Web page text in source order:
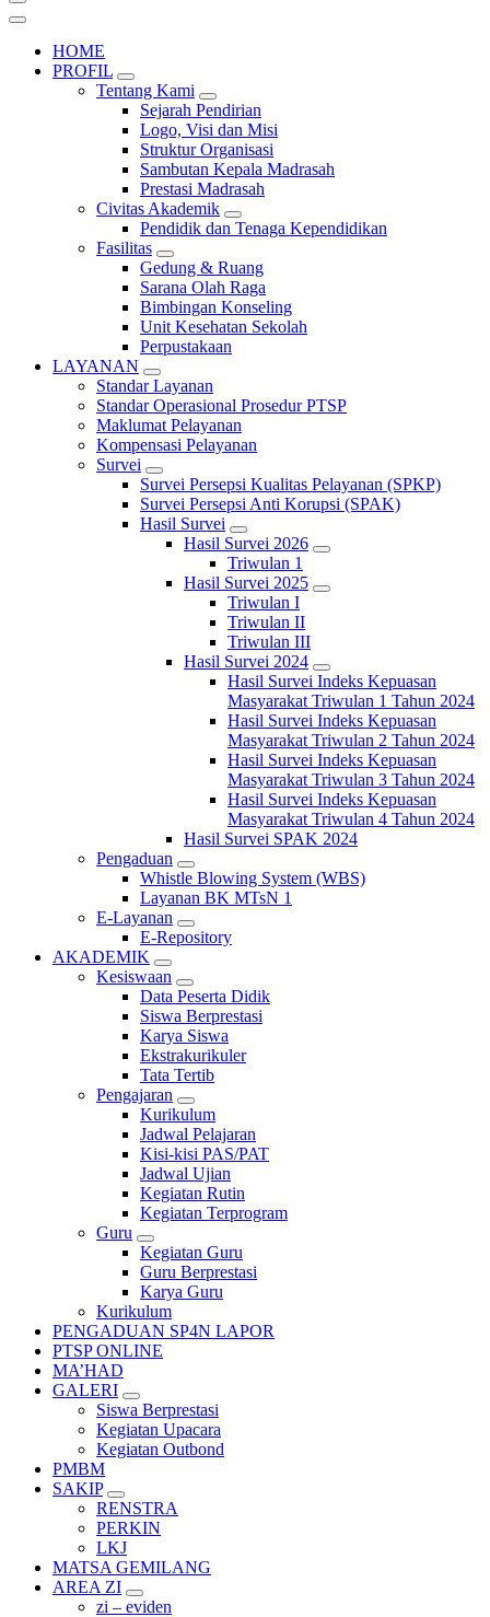
HOME
PROFIL
Tentang Kami
Sejarah Pendirian
Logo, Visi dan Misi
Struktur Organisasi
Sambutan Kepala Madrasah
Prestasi Madrasah
Civitas Akademik
Pendidik dan Tenaga Kependidikan
Fasilitas
Gedung & Ruang
Sarana Olah Raga
Bimbingan Konseling
Unit Kesehatan Sekolah
Perpustakaan
LAYANAN
Standar Layanan
Standar Operasional Prosedur PTSP
Maklumat Pelayanan
Kompensasi Pelayanan
Survei
Survei Persepsi Kualitas Pelayanan (SPKP)
Survei Persepsi Anti Korupsi (SPAK)
Hasil Survei
Hasil Survei 2026
Triwulan 1
Hasil Survei 2025
Triwulan I
Triwulan II
Triwulan III
Hasil Survei 2024
Hasil Survei Indeks Kepuasan
Masyarakat Triwulan 1 Tahun 2024
Hasil Survei Indeks Kepuasan
Masyarakat Triwulan 2 Tahun 2024
Hasil Survei Indeks Kepuasan
Masyarakat Triwulan 3 Tahun 2024
Hasil Survei Indeks Kepuasan
Masyarakat Triwulan 4 Tahun 2024
Hasil Survei SPAK 2024
Pengaduan
Whistle Blowing System (WBS)
Layanan BK MTsN 1
E-Layanan
E-Repository
AKADEMIK
Kesiswaan
Data Peserta Didik
Siswa Berprestasi
Karya Siswa
Ekstrakurikuler
Tata Tertib
Pengajaran
Kurikulum
Jadwal Pelajaran
Kisi-kisi PAS/PAT
Jadwal Ujian
Kegiatan Rutin
Kegiatan Terprogram
Guru
Kegiatan Guru
Guru Berprestasi
Karya Guru
Kurikulum
PENGADUAN SP4N LAPOR
PTSP ONLINE
MA’HAD
GALERI
Siswa Berprestasi
Kegiatan Upacara
Kegiatan Outbond
PMBM
SAKIP
RENSTRA
PERKIN
LKJ
MATSA GEMILANG
AREA ZI
zi – eviden